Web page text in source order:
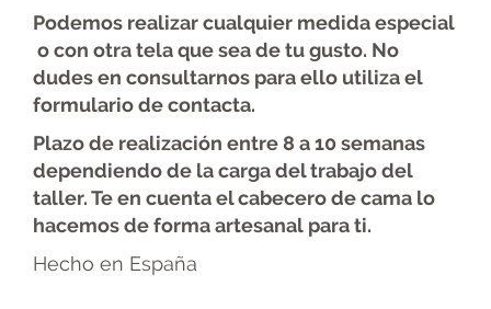
Podemos realizar cualquier medida especial
o con otra tela que sea de tu gusto. No
dudes en consultarnos para ello utiliza el
formulario de contacta.
Plazo de realización entre 8 a 10 semanas
dependiendo de la carga del trabajo del
taller. Te en cuenta el cabecero de cama lo
hacemos de forma artesanal para ti.
Hecho en España